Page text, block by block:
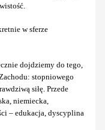
w sferze
dojdziemy do tego,
stopniowego
siłę. Przede
niemiecka,
– edukacja, dyscyplina